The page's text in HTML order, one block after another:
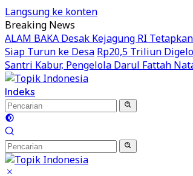
Langsung ke konten
Breaking News
ALAM BAKA Desak Kejagung RI
Siap Turun ke Desa Rp20,5 Triliun
Santri Kabur, Pengelola Darul Fattah
Indeks